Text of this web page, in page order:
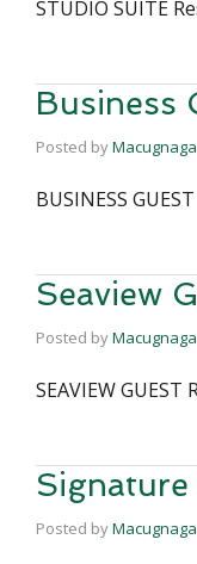
STUDIO SUITE
Business
Posted byMacugnaga
BUSINESS
Seaview
Posted byMacugnaga
SEAVIEW GUEST
Signature
Posted byMacugnaga